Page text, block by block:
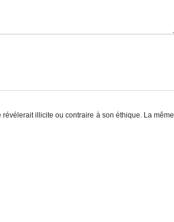
illicite ou contraire à son éthique. La